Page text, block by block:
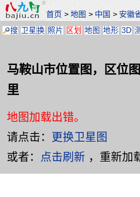
首页 >地图 > 中国 > 安徽
搜 卫星换 照片 区划 地图 地形 3D
马鞍山市位置图，区位
里
地图加载出错。
请点击： 更换卫星图
或者：
点击刷新 ，重新加